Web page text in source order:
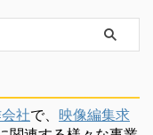
社で、 映像編集求